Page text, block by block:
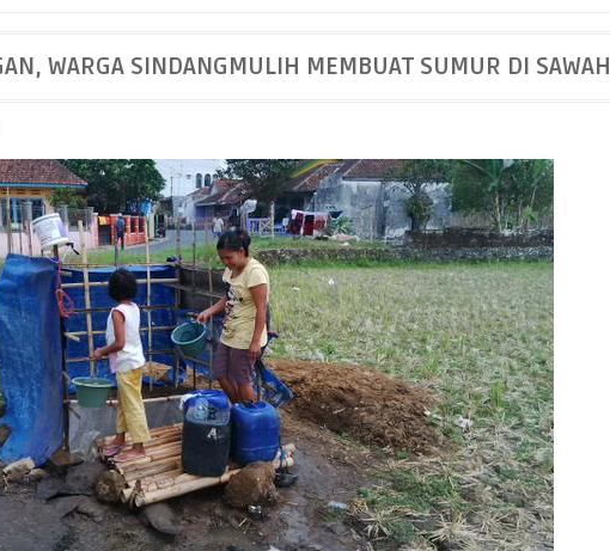
WARGA SINDANGMULIH MEMBUAT SUMUR DI SAWAH